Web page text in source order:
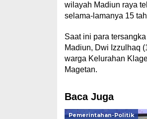
wilayah Madiun raya
selama-lamanya 15
Saat ini para
Madiun, Dwi Izzulhaq
warga Kelurahan
Magetan.
Baca Juga
Pemerintahan-Politik